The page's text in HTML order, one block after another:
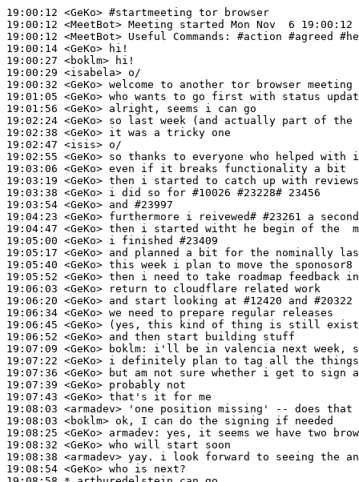
19:00:12 <GeKo> #startmeeting tor browser
19:00:12 <MeetBot>
19:00:12 <MeetBot>
19:00:14 <GeKo>
19:00:27 <boklm>
19:00:29 <isabela>
19:00:32 <GeKo>
19:01:05 <GeKo>
19:01:56 <GeKo>
19:02:24 <GeKo>
19:02:38 <GeKo>
19:02:47 <isis>
19:02:55 <GeKo>
19:03:06 <GeKo>
19:03:19 <GeKo>
19:03:38 <GeKo>
19:03:54 <GeKo>
19:04:23 <GeKo>
19:04:47 <GeKo>
19:05:00 <GeKo>
19:05:17 <GeKo>
19:05:40 <GeKo>
19:05:52 <GeKo>
19:06:03 <GeKo>
19:06:20 <GeKo>
19:06:34 <GeKo>
19:06:45 <GeKo>
19:06:52 <GeKo>
19:07:09 <GeKo>
boklm:
19:07:22 <GeKo>
19:07:36 <GeKo>
19:07:39 <GeKo>
19:07:43 <GeKo>
19:08:03 <armadev>
19:08:03 <boklm>
19:08:25 <GeKo> armadev:
19:08:32 <GeKo>
19:08:38 <armadev>
19:08:54 <GeKo>